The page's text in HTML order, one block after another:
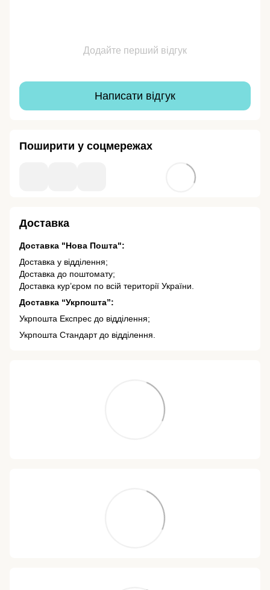
Додайте перший відгук
Написати відгук
Поширити у соцмережах
Доставка
Доставка "Нова Пошта":
Доставка у відділення;
Доставка до поштомату;
Доставка кур’єром по всій території України.
Доставка “Укрпошта”:
Укрпошта Експрес до відділення;
Укрпошта Стандарт до відділення.